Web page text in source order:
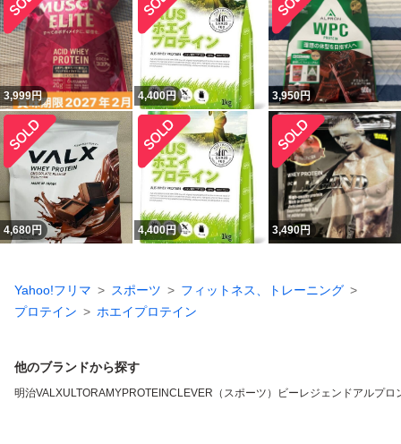
3,999円 4,400円 3,950円
4,680円 4,400円 3,490円
Yahoo!フリマ スポーツ
フィットネス、トレーニング
プロテイン
ホエイプロテイン
他のブランドから探す
明治VALXULTORAMYPROTEINCLEVER（スポーツ） ビーレジェンドアルプロ